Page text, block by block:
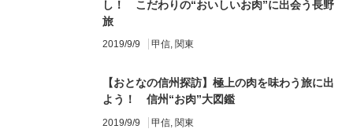
し！ こだわりの“おいしいお肉”に出会う長野
旅
2019/9/9 甲信, 関東
【おとなの信州探訪】極上の肉を味わう旅に出
よう！ 信州“お肉”大図鑑
2019/9/9 甲信, 関東